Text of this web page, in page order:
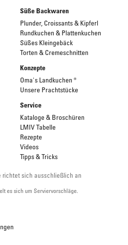
Süße Backwaren
Plunder, Croissants & Kipferl
Rundkuchen & Plattenkuchen
Süßes Kleingebäck
Torten & Cremeschnitten
Konzepte
Oma's Landkuchen ®
Unsere Prachtstücke
Service
Kataloge & Broschüren
LMIV Tabelle
Rezepte
Videos
Tipps & Tricks
richtet sich ausschließlich an
es sich um Serviervorschläge.